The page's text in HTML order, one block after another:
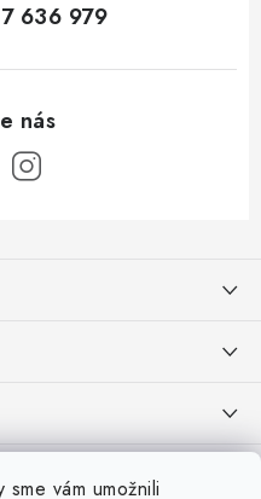
vám umožnili
636 979